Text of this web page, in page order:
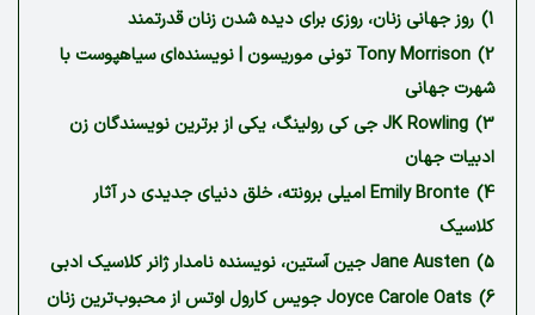
1) روز جهانی زنان، روزی برای دیده شدن زنان قدرتمند
2)
Tony Morrison تونی موریسون | نویسنده‌ای سیاهپوست با
شهرت جهانی
3)
JK Rowling جی کی رولینگ، یکی از برترین نویسندگان زن
ادبیات جهان
4)
Emily Bronte امیلی برونته، خلق دنیای جدیدی در آثار
کلاسیک
5) Jane Austen جین آستین، نویسنده نامدار ژانر کلاسیک ادبی
6)
Joyce Carole Oats جویس کارول اوتس از محبوب‌ترین زنان